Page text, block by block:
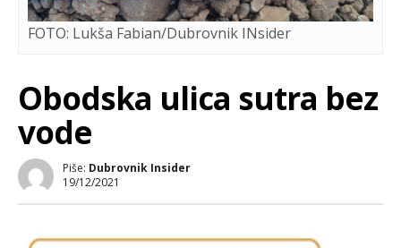
FOTO: Lukša Fabian/Dubrovnik INsider
Obodska ulica sutra bez
vode
Piše: Dubrovnik Insider
19/12/2021